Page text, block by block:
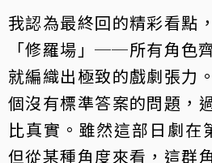
我認為最終回的精彩看點
「修羅場」──所有角色
就編織出極致的戲劇張力
個沒有標準答案的問題，
比真實。雖然這部日劇在
但從某種角度來看，這群